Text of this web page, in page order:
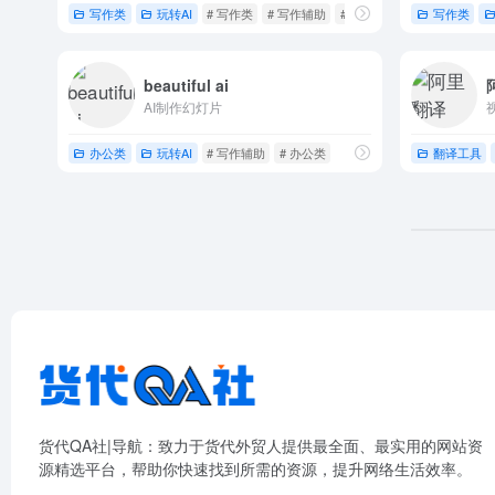
写作类 玩转AI # 写作类 # 写作辅助 # 文本编辑 写作类
beautiful ai
AI制作幻灯片
办公类 玩转AI # 写作辅助 # 办公类 翻译工具
货代QA社|导航：致力于货代外贸人提供最全面、最实用的网站资
源精选平台，帮助你快速找到所需的资源，提升网络生活效率。